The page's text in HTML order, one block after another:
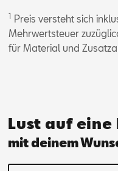
1 Preis versteht sich
Mehrwertsteuer
für Material und
Lust auf
mit deinem